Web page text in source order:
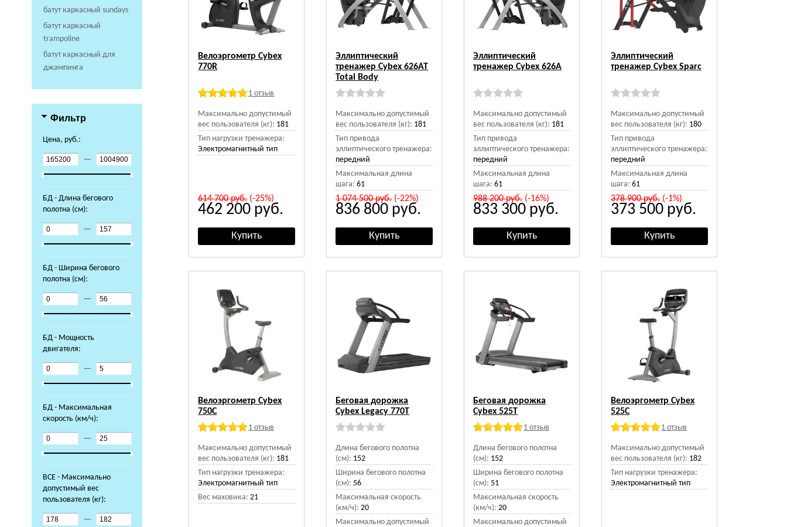
батут каркасный sundays
батут каркасный
trampoline
батут каркасный для
джампинга
Фильтр
Цена, руб.:
—
БД - Длина бегового
полотна (см):
—
БД - Ширина бегового
полотна (см):
—
БД - Мощность
двигателя:
—
БД - Максимальная
скорость (км/ч):
—
ВСЕ - Максимально
допустимый вес
пользователя (кг):
—
Велоэргометр Cybex
770R
1 отзыв
Максимально допустимый
вес пользователя (кг): 181
Тип нагрузки тренажера:
Электромагнитный тип
614 700руб.(-25%)
462 200 руб.
Эллиптический
тренажер Cybex 626AT
Total Body
Максимально допустимый
вес пользователя (кг): 181
Тип привода
эллиптического тренажера:
передний
Максимальная длина
шага: 61
1 074 500руб.(-22%)
836 800 руб.
Эллиптический
тренажер Cybex 626A
Максимально допустимый
вес пользователя (кг): 181
Тип привода
эллиптического тренажера:
передний
Максимальная длина
шага: 61
988 200руб.(-16%)
833 300 руб.
Эллиптический
тренажер Cybex Sparc
Максимально допустимый
вес пользователя (кг): 180
Тип привода
эллиптического тренажера:
передний
Максимальная длина
шага: 61
378 900руб.(-1%)
373 500 руб.
Велоэргометр Cybex
750C
1 отзыв
Максимально допустимый
вес пользователя (кг): 181
Тип нагрузки тренажера:
Электромагнитный тип
Вес маховика: 21
Беговая дорожка
Cybex Legacy 770T
Длина бегового полотна
(см): 152
Ширина бегового полотна
(см): 56
Максимальная скорость
(км/ч): 20
Максимально допустимый
Беговая дорожка
Cybex 525T
1 отзыв
Длина бегового полотна
(см): 152
Ширина бегового полотна
(см): 51
Максимальная скорость
(км/ч): 20
Максимально допустимый
Велоэргометр Cybex
525C
1 отзыв
Максимально допустимый
вес пользователя (кг): 182
Тип нагрузки тренажера:
Электромагнитный тип